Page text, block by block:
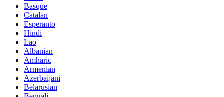
Basque
Catalan
Esperanto
Hindi
Lao
Albanian
Amharic
Armenian
Azerbaijani
Belarusian